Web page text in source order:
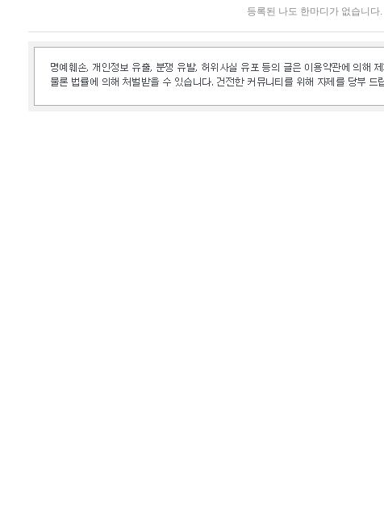
등록된 나도 한마디가 없습니다.